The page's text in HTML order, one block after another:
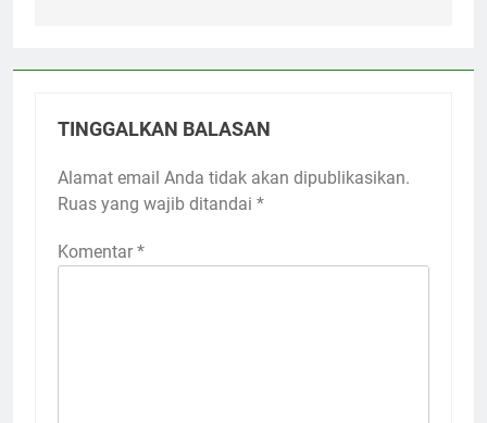
TINGGALKAN BALASAN
Alamat email Anda tidak akan dipublikasikan.
Ruas yang wajib ditandai *
Komentar *